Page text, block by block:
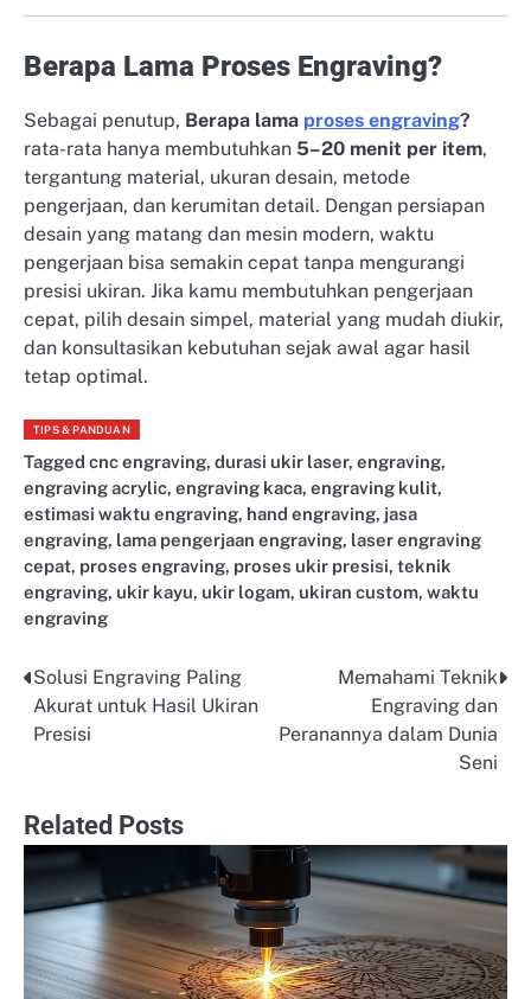
Berapa Lama Proses Engraving?
Sebagai penutup, Berapa lama proses engraving?
rata-rata hanya membutuhkan 5–20 menit per item,
tergantung material, ukuran desain, metode
pengerjaan, dan kerumitan detail. Dengan persiapan
desain yang matang dan mesin modern, waktu
pengerjaan bisa semakin cepat tanpa mengurangi
presisi ukiran. Jika kamu membutuhkan pengerjaan
cepat, pilih desain simpel, material yang mudah diukir,
dan konsultasikan kebutuhan sejak awal agar hasil
tetap optimal.
TIPS & PANDUAN
Tagged cnc engraving, durasi ukir laser, engraving,
engraving acrylic, engraving kaca, engraving kulit,
estimasi waktu engraving, hand engraving, jasa
engraving, lama pengerjaan engraving, laser engraving
cepat, proses engraving, proses ukir presisi, teknik
engraving, ukir kayu, ukir logam, ukiran custom, waktu
engraving
Post
navigation
Solusi Engraving Paling
Akurat untuk Hasil Ukiran
Presisi
Memahami Teknik
Engraving dan
Peranannya dalam Dunia
Seni
Related Posts